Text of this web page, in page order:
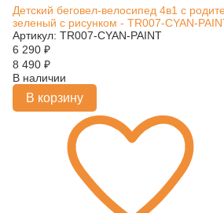
Детский беговел-велосипед 4в1 с
зеленый с рисунком - TR007-CYAN-
Артикул: TR007-CYAN-PAINT
6 290 ₽
8 490 ₽
В наличии
В корзину